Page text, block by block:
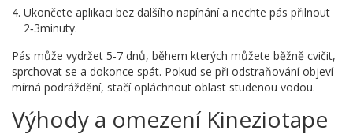
Ukončete aplikaci bez dalšího napínání a nechte pás přilnout
2‑3minuty.
Pás může vydržet 5‑7 dnů, během kterých můžete běžně cvičit,
sprchovat se a dokonce spát. Pokud se při odstraňování objeví
mírná podráždění, stačí opláchnout oblast studenou vodou.
Výhody a omezení Kineziotape